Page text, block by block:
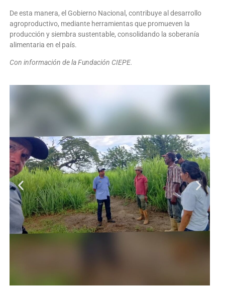
De esta manera, el Gobierno Nacional, contribuye al desarrollo
agroproductivo, mediante herramientas que promueven la
producción y siembra sustentable, consolidando la soberanía
alimentaria en el país.
Con información de la Fundación CIEPE.